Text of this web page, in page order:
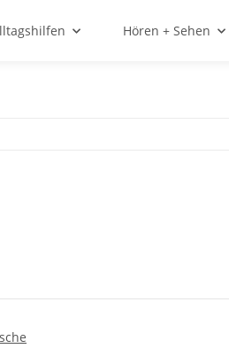
Hören + Sehen